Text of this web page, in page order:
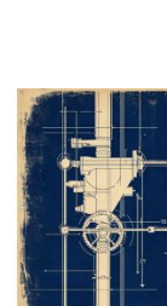
milujúce
osobnejšie,